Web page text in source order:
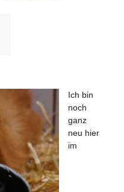
Ich bin
noch
ganz
neu hier
im